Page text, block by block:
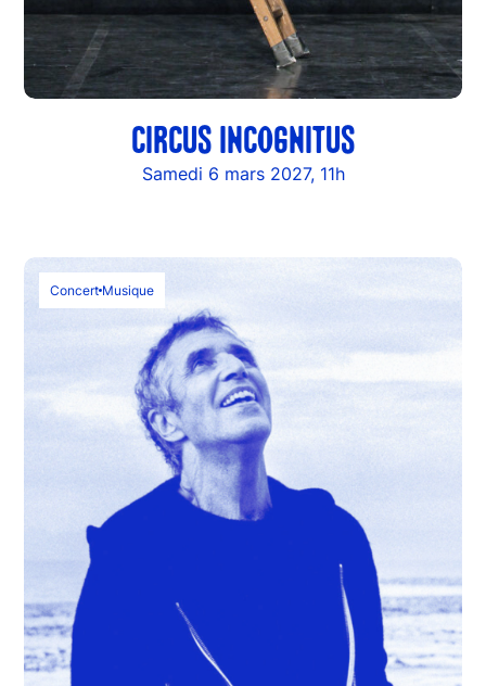
CIRCUS INCOGNITUS
Samedi 6 mars 2027, 11h
Concert Musique